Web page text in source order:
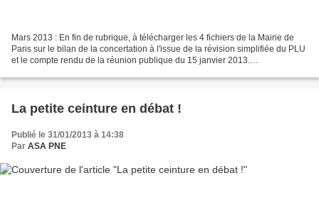
Mars 2013 : En fin de rubrique, à télécharger les 4 fichiers de la Mairie de
Paris sur le bilan de la concertation à l'issue de la révision simplifiée du PLU
et le compte rendu de la réunion publique du 15 janvier 2013.
La petite ceinture en débat !
Publié le 31/01/2013 à 14:38
Par ASA PNE